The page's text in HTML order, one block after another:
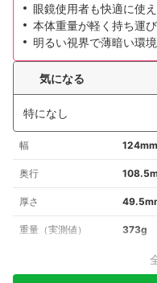
眼鏡使用者も快適に使
本体重量が軽く持ち運
明るい視界で薄暗い環
気になる
特になし
幅 124mm
奥行
厚さ
重量（実測値） 373g